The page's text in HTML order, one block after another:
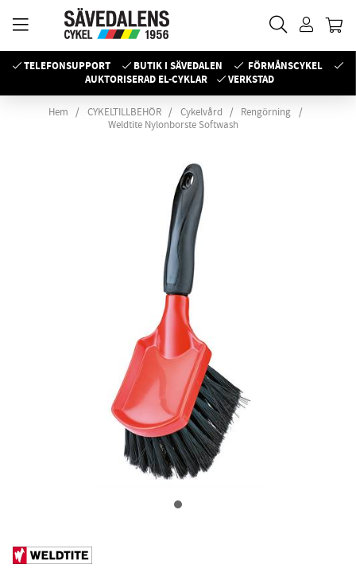
TELEFONSUPPORT BUTIK I SÄVEDALEN
FÖRMÅNSCYKEL
AUKTORISERAD EL-CYKLAR
VERKSTAD
Hem CYKELTILLBEHÖR Cykelvård
Rengörning
Weldtite Nylonborste Softwash